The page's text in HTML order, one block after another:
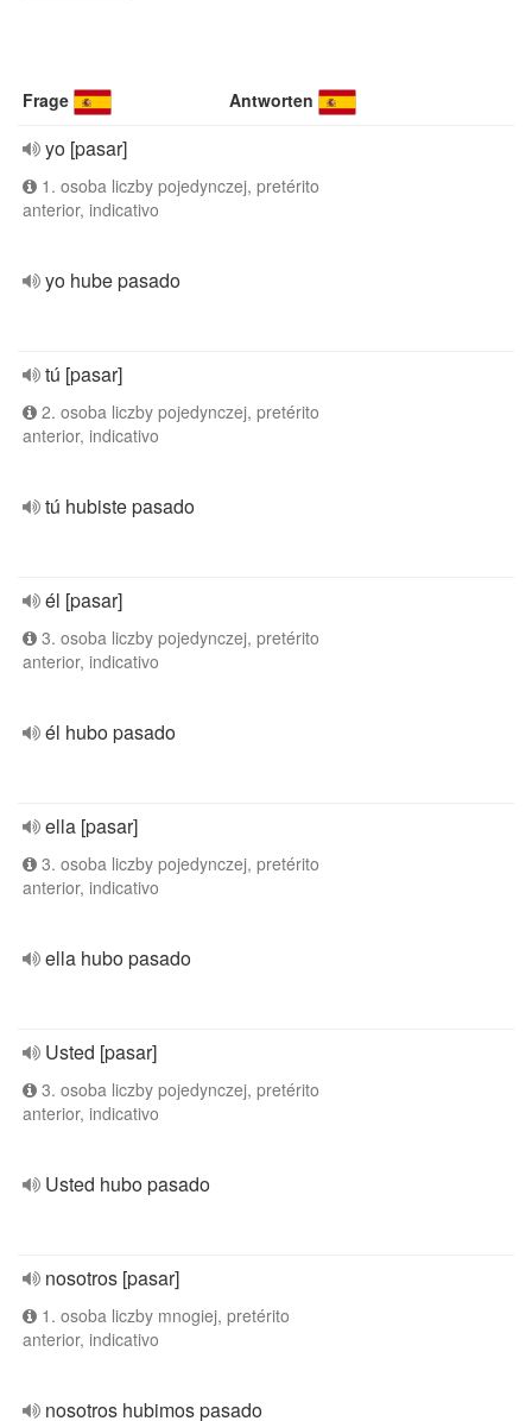
Frage Antworten
yo [pasar]
1. osoba liczby pojedynczej, pretérito
anterior, indicativo
yo hube pasado
tú [pasar]
2. osoba liczby pojedynczej, pretérito
anterior, indicativo
tú hubiste pasado
él [pasar]
3. osoba liczby pojedynczej, pretérito
anterior, indicativo
él hubo pasado
ella [pasar]
3. osoba liczby pojedynczej, pretérito
anterior, indicativo
ella hubo pasado
Usted [pasar]
3. osoba liczby pojedynczej, pretérito
anterior, indicativo
Usted hubo pasado
nosotros [pasar]
1. osoba liczby mnogiej, pretérito
anterior, indicativo
nosotros hubimos pasado